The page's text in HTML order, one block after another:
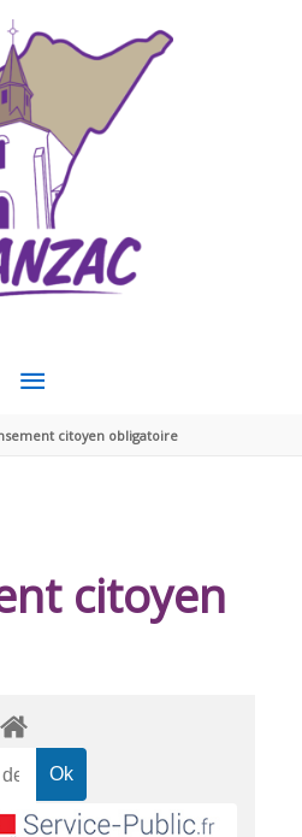
MENU
PRINCIPAL
citoyen obligatoire
citoyen